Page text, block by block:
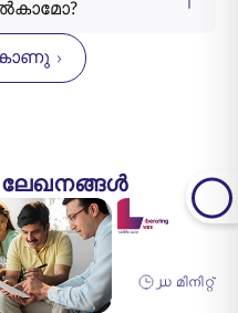
ലേഖനങ്ങൾ
൰ മിനിറ്റ്